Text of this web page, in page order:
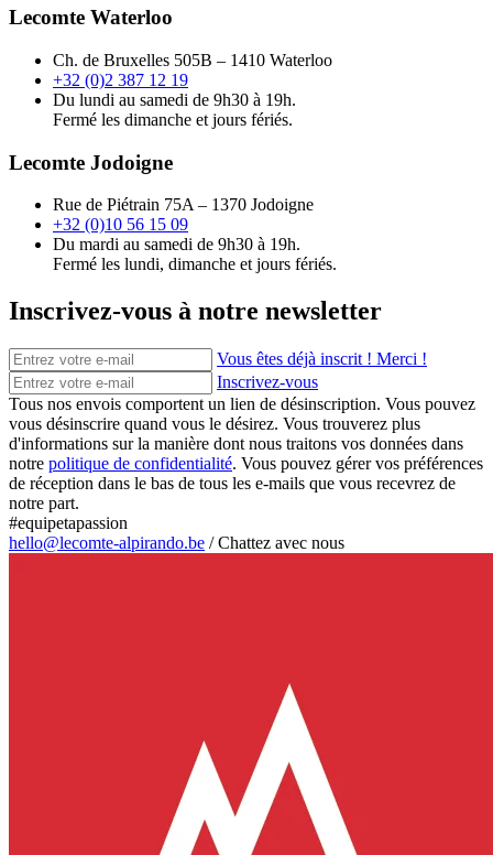
Lecomte Waterloo
Ch. de Bruxelles 505B – 1410 Waterloo
+32 (0)2 387 12 19
Du lundi au samedi de 9h30 à 19h.
Fermé les dimanche et jours fériés.
Lecomte Jodoigne
Rue de Piétrain 75A – 1370 Jodoigne
+32 (0)10 56 15 09
Du mardi au samedi de 9h30 à 19h.
Fermé les lundi, dimanche et jours fériés.
Inscrivez-vous à notre newsletter
Vous êtes déjà inscrit ! Merci !
Inscrivez-vous
Tous nos envois comportent un lien de désinscription. Vous pouvez
vous désinscrire quand vous le désirez. Vous trouverez plus
d'informations sur la manière dont nous traitons vos données dans
notre politique de confidentialité. Vous pouvez gérer vos préférences
de réception dans le bas de tous les e-mails que vous recevrez de
notre part.
#equipetapassion
hello@lecomte-alpirando.be /Chattez avec nous